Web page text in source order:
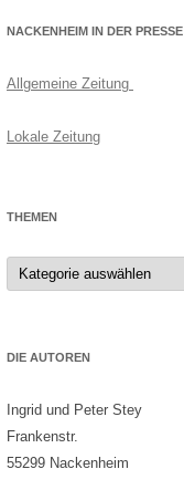
NACKENHEIM IN DER PRESSE
Allgemeine Zeitung
Lokale Zeitung
THEMEN
Themen
DIE AUTOREN
Ingrid und Peter Stey
Frankenstr.
55299 Nackenheim